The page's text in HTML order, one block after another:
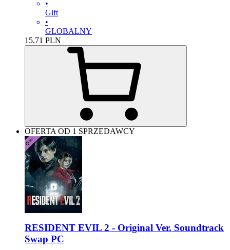
•
Gift
•
GLOBALNY
15.71 PLN
OFERTA OD 1 SPRZEDAWCY
RESIDENT EVIL 2 - Original Ver. Soundtrack
Swap PC